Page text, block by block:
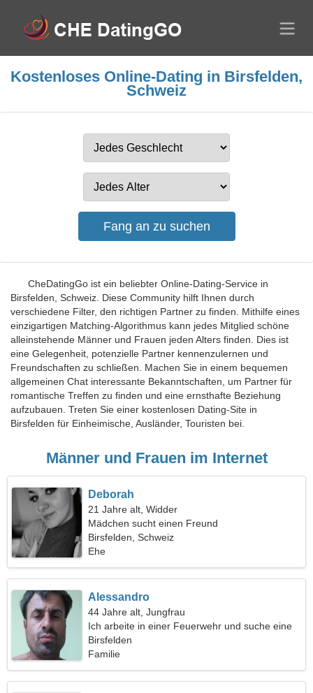
Kostenloses Online-Dating in Birsfelden,
Schweiz
CheDatingGo ist ein beliebter Online-Dating-Service in
Birsfelden, Schweiz. Diese Community hilft Ihnen durch
verschiedene Filter, den richtigen Partner zu finden. Mithilfe eines
einzigartigen Matching-Algorithmus kann jedes Mitglied schöne
alleinstehende Männer und Frauen jeden Alters finden. Dies ist
eine Gelegenheit, potenzielle Partner kennenzulernen und
Freundschaften zu schließen. Machen Sie in einem bequemen
allgemeinen Chat interessante Bekanntschaften, um Partner für
romantische Treffen zu finden und eine ernsthafte Beziehung
aufzubauen. Treten Sie einer kostenlosen Dating-Site in
Birsfelden für Einheimische, Ausländer, Touristen bei.
Männer und Frauen im Internet
Deborah
21 Jahre alt, Widder
Mädchen sucht einen Freund
Birsfelden, Schweiz
Ehe
Alessandro
44 Jahre alt, Jungfrau
Ich arbeite in einer Feuerwehr und suche eine
liebevolle Frau
Birsfelden
Familie